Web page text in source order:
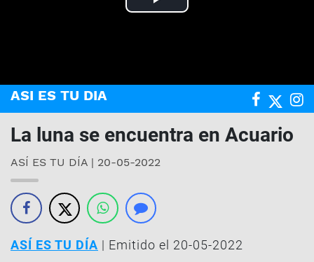
Play
ASI ES TU DIA
La luna se encuentra en Acuario
ASÍ ES TU DÍA | 20-05-2022
ASÍ ES TU DÍA | Emitido el 20-05-2022